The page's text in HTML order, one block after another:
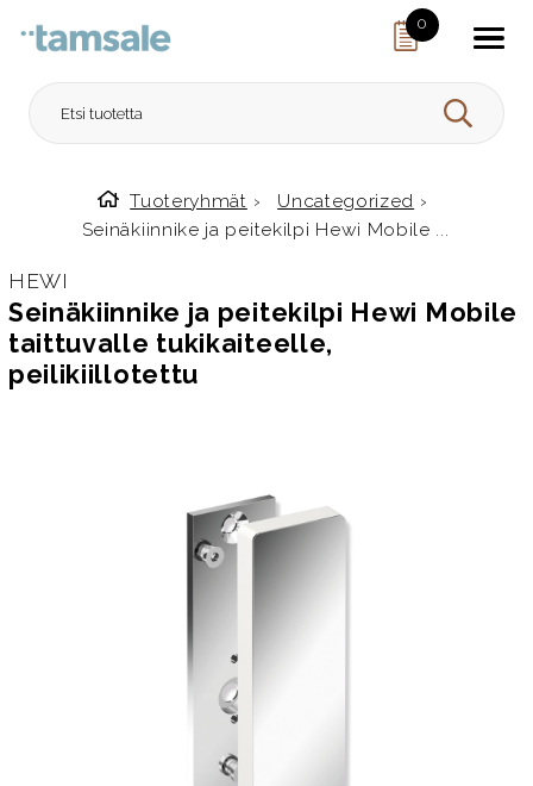
0
HAE
Etusivulle
Tuoteryhmät › Uncategorized ›
Seinäkiinnike ja peitekilpi Hewi Mobile ...
HEWI
Seinäkiinnike ja peitekilpi Hewi Mobile
taittuvalle tukikaiteelle,
peilikiillotettu